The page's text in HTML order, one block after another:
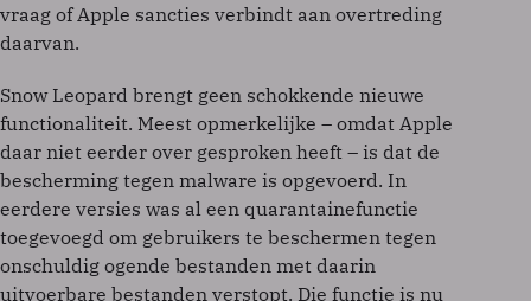
vraag of Apple sancties verbindt aan overtreding
daarvan.
Snow Leopard brengt geen schokkende nieuwe
functionaliteit. Meest opmerkelijke – omdat Apple
daar niet eerder over gesproken heeft – is dat de
bescherming tegen malware is opgevoerd. In
eerdere versies was al een quarantainefunctie
toegevoegd om gebruikers te beschermen tegen
onschuldig ogende bestanden met daarin
uitvoerbare bestanden verstopt. Die functie is nu